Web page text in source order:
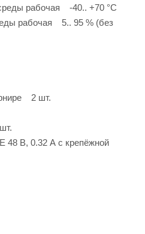
рабочая -40.. +70 °C
рабочая 5.. 95 % (без
2 шт.
48 В, 0.32 А с крепёжной